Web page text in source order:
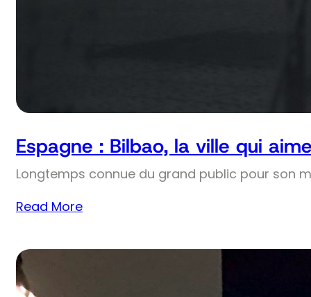
Espagne : Bilbao, la ville qui
Longtemps connue du grand public pour son
Read More